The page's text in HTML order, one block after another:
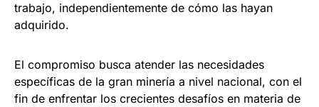
trabajo, independientemente de cómo las hayan
adquirido.
El compromiso busca atender las necesidades
específicas de la gran minería a nivel nacional, con el
fin de enfrentar los crecientes desafíos en materia de